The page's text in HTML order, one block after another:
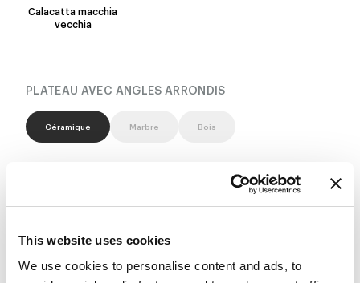
This website uses cookies
We use cookies to personalise content and ads, to
Calacatta macchia
vecchia
PLATEAU AVEC ANGLES ARRONDIS
Céramique Marbre Bois